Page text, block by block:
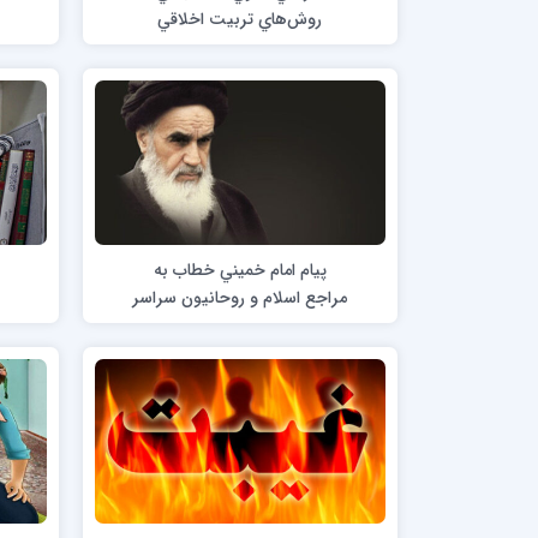
مدرسه علمیه امام خمینی (ره)
مدرسه امام حسن عسگری ع
مدرسه علمیه دارالحکمة
حوزه علمیه امام صادق علیه السلام پرند
مدرسه علمیه فیلسوف الدولة
مدرسه علمیه آیت الله بهجت(ره)
مدرسه علمیه ائمه اطهار
مدرسه علمیه حضرت بقیة‌ الله(عج)
مدرسه جهانگیرخان
مدرسه علمیه حسنیه
مدرسه علمیه دارالهدی
مدرسه علمیه رسل
مدرسه علمیه شهید صدوقی(ره) واحد2
مدرسه شهید صدوقی ره واحد 4 (شهید ثانی)
مدرسه
مدرسه
مدرسه
مدرسه
روش‌هاي تربيت اخلاقي
پيام امام خميني خطاب به
مراجع اسلام و روحانيون سراسر
كشور